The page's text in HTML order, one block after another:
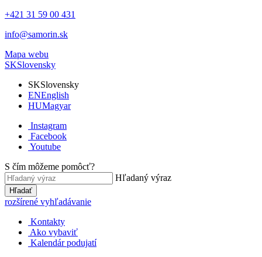
+421 31 59 00 431
info@samorin.sk
Mapa webu
SKSlovensky
SKSlovensky
ENEnglish
HUMagyar
Instagram
Facebook
Youtube
S čím môžeme pomôcť?
Hľadaný výraz
Hľadať
rozšírené vyhľadávanie
Kontakty
Ako vybaviť
Kalendár podujatí